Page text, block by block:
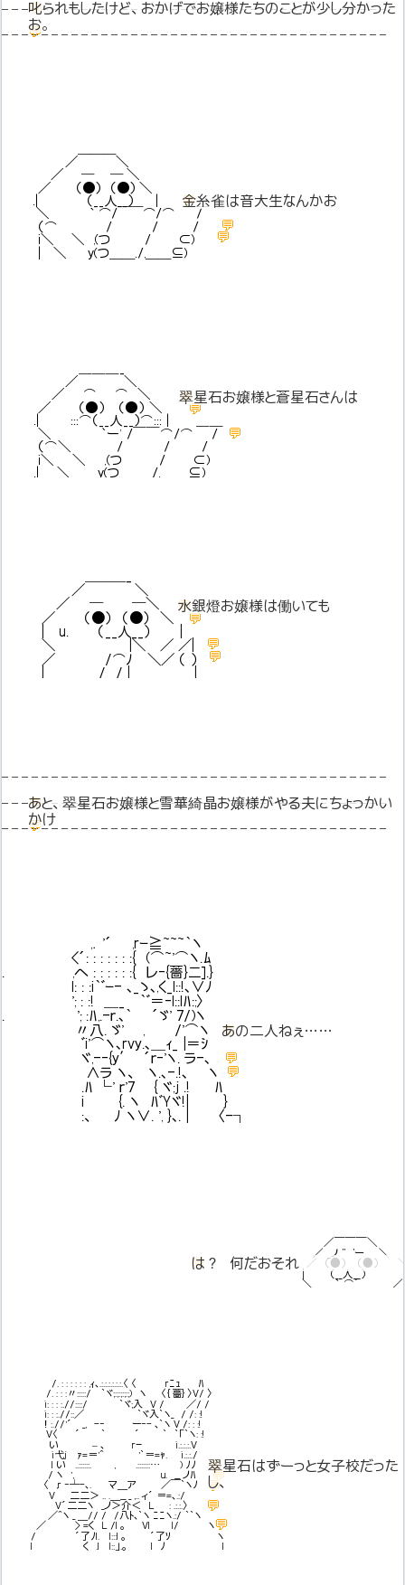
💬
💬
叱られもしたけど、おかげでお嬢様たちのことが少し分かった
お。
– – – – – – – – – – – – – – – – – – – – – – – – – – – – – – – – – – – – – – –
– – – – – – – – – – – – – – – – – – – – – – – – – – – – – – – – – – – – – – –
💬
💬
💬
金糸雀は音大生なんかお
／ ＼
／ ─ ─ ＼
／ （●） （●） ＼
.| （__人__） | ＿＿
＼ ｀ ⌒/￣￣⌒/⌒ /
（⌒ / / /
i＼ ＼ ,(つ / ⊂)
| ＼ y(つ＿＿./,＿＿⊆)
💬
💬
💬
翠星石お嬢様と蒼星石さんは
／ ＼
／ ⌒ ⌒ ＼
／ （●） （●） ＼
.| :::⌒（__人__）⌒::: | ＿＿
＼ `ー' /￣￣⌒/⌒ /
（⌒＼ / / /
i＼ ＼ ,(つ / ⊂)
.| ＼ y(つ /,＿＿⊆)
💬
💬
💬
💬
水銀燈お嬢様は働いても
／ ＼
／ ─ ─＼
／ （●） （●） ＼
| u. （__人__） |
＼ |＼ ／ ／|
／ /⌒ﾉ ＼／ （ ）
| / / | |
💬
💬
あと、翠星石お嬢様と雪華綺晶お嬢様がやる夫にちょっかい
かけ
– – – – – – – – – – – – – – – – – – – – – – – – – – – – – – – – – – – – – – –
– – – – – – – – – – – – – – – – – – – – – – – – – – – – – – – – – – – – – – –
– – – – – – – – – – – – – – – – – – – – – – – – – – – – – – – – – – – – – – –
💬
💬
💬
あの二人ねぇ……
,．'´ ,rｰ≧~~~｀ヽ
<´: : : : : : :{ (⌒~'⌒ヽ.ﾑ
. ,へ : : : : : :{ レ‐{薔}ニ].}
l: : :i｀ﾞｰ- ､_ゝ､,く_l::!､∨ﾉ
'; : :! ＿_ ｀ﾞ＝‐l::lﾊ:;〉
. '; :ﾊ,.-ｒ.､｀ ´ゞ' 7/)ヽ
〃八. ゞ' , /'⌒ヽ
ﾞi'⌒ヽ､rvy.､＿ｨ_ |＝ｼ
ヾ,-‐{y′ ´ｒ‐'ヽ. ラ-､
∧ラ ヽ、 ヽ.､-.!､ ヽ
.ﾊ └' ｒ'7 { ヾ;j .! ﾊ
i {. ヽ ﾊﾞYヾ!| }
:、 ﾉ ヽ∨. ', }､. | 〈-┐
💬
は？　何だおそれ
／ ＼
／ _ノ '' 'ー ＼
は？ 何だおそれ／ （●） （●）
| （__人__） |
＼ ｀ ⌒´ ／
💬
💬
💬
💬
💬
翠星石はずーっと女子校だった
し、
/. : : : : : : ,ｨ､.:.:.:.:.:.:.〈 〈 rﾆｭ ﾊ
/. : : :〃:::::/ `ヾ;:;:;:;:;) ヽ 〈｛薔｝〉V/ 〉
i: : : :.//::::/ `ヾ;入 V / ／/ /
i: : :.//::／ `ヾ入`ヽ_ / /: :!
！:.//'´ _, -‐ ー‐- ､`ヽ V /: : :!
V〈 ´ ｀ ´ ｀ `「`ヽ: :!
い – ､ rｰ i.:.:.:.V
i弋j ｧ=＝'^ '`＝=ｬ. i.:.:./
l い ..::::::. , .:::::::… ) ﾉﾉ
/ ヽ ', u. __ ノﾊ
〈 ,r ‐┴-､. マ＿ア ／￣`ヽﾉ
V 二二＞ .. .＿__ _ ,.. ィ´ ＝=､.:/
V´二二ヽ _ノ＞介＜ L : .:.:.〉
／^ヽ _ ＿// / /八ﾄ､`ヽ ﾆﾆヽ.:/ ｀`ヽ
／ > =く L /l ｡ Vl l/ ヽ
/ ´了ﾉl. l:::l ｡ ´了ｿ ヽ
l く .l l::」.｡ l ﾉ l